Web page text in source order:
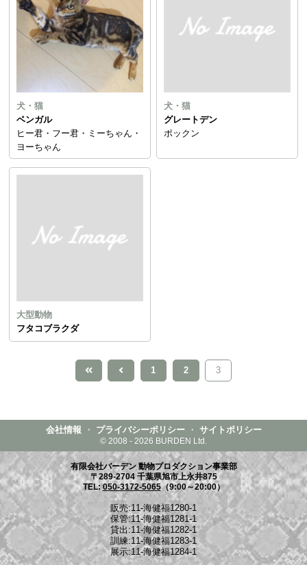
犬・猫
ベンガル
ヒー君・フー君・ミーちゃん・
ヨーちゃん
犬・猫
グレートデン
ポックン
大型動物
フタコブラクダ
1 2 3
会社情報 ・ プライバシーポリシー ・ サイトポリシー
© 2008 - 2026 BURDEN Ltd.
有限会社バーデン 動物プロダクション事業部
〒289-2704 千葉県旭市上永井875
TEL:050-3172-5065（9:00～20:00）
販売:11-海健福1280-1
保管:11-海健福1281-1
貸出:11-海健福1282-1
訓練:11-海健福1283-1
展示:11-海健福1284-1